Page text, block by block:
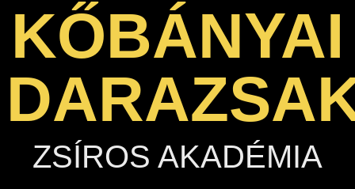
KŐBÁNYAI
ZSÍROS AKADÉMIA